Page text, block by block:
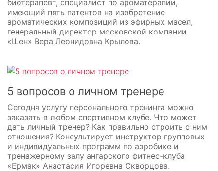
биотерапевт, специалист по ароматерапии,
имеющий пять патентов на изобретение
ароматических композиций из эфирных масел,
генеральный директор московской компании
«Шен» Вера Леонидовна Крылова.
5 вопросов о личном тренере
Сегодня услугу персонального тренинга можно
заказать в любом спортивном клубе. Что может
дать личный тренер? Как правильно строить с ним
отношения? Консультирует инструктор групповых
и индивидуальных программ по аэробике и
тренажерному залу ангарского фитнес-клуба
«Ермак» Анастасия Игоревна Скворцова.